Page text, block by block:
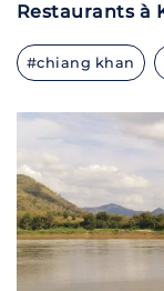
Restaurants à
#chiang khan